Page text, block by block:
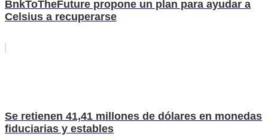
BnkToTheFuture propone un plan para ayudar a
Celsius a recuperarse
Se retienen 41,41 millones de dólares en monedas
fiduciarias y estables